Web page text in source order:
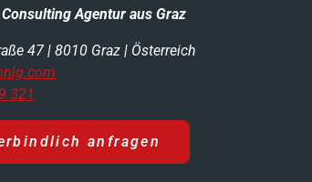
Agentur aus Graz
47 | 8010 Graz | Österreich
321
anfragen